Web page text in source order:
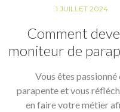
1 JUILLET 2024
Comment
moniteur de
Vous êtes passionné
parapente et vous
en faire votre métier